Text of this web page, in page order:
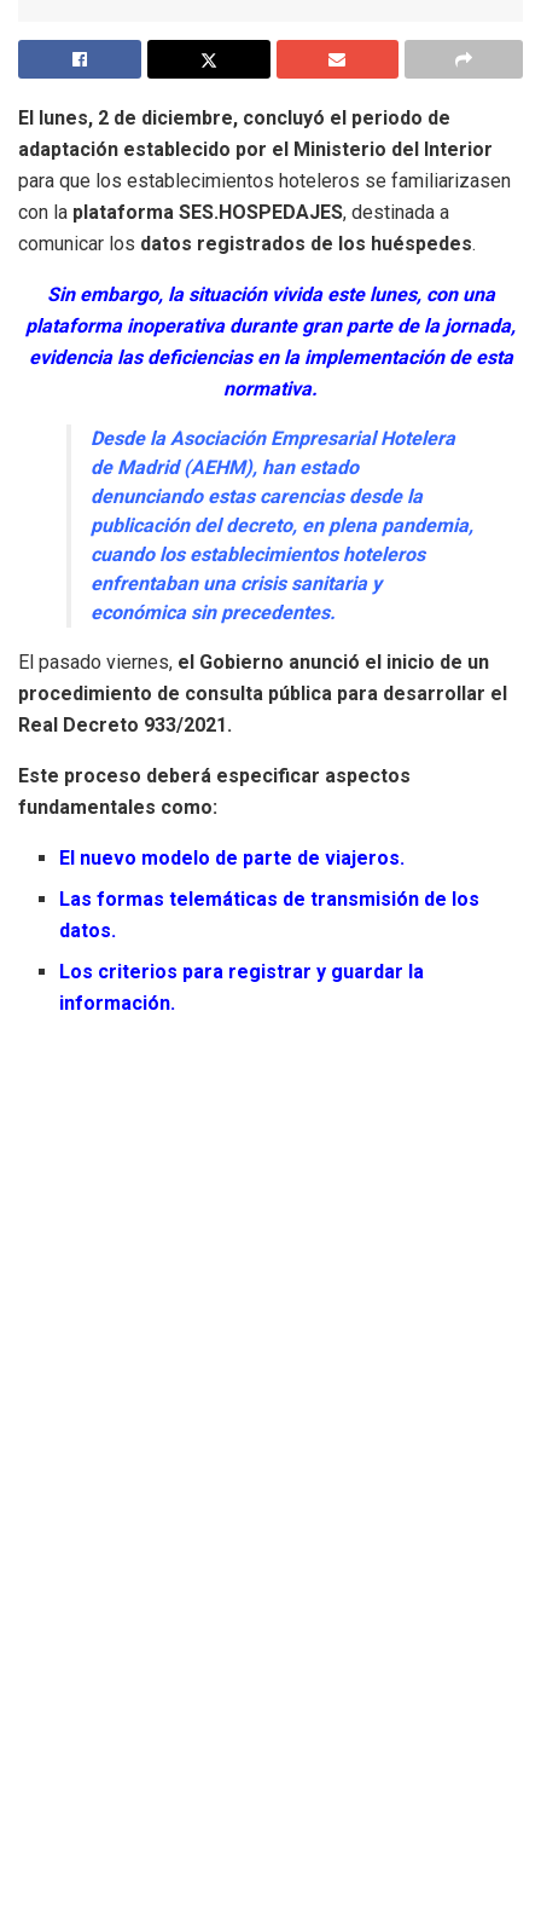
El lunes, 2 de diciembre, concluyó el periodo de
adaptación establecido por el Ministerio del Interior
para que los establecimientos hoteleros se familiarizasen
con la plataforma SES.HOSPEDAJES, destinada a
comunicar los datos registrados de los huéspedes.
Sin embargo, la situación vivida este lunes, con una
plataforma inoperativa durante gran parte de la jornada,
evidencia las deficiencias en la implementación de esta
normativa.
Desde la Asociación Empresarial Hotelera
de Madrid (AEHM), han estado
denunciando estas carencias desde la
publicación del decreto, en plena pandemia,
cuando los establecimientos hoteleros
enfrentaban una crisis sanitaria y
económica sin precedentes.
El pasado viernes, el Gobierno anunció el inicio de un
procedimiento de consulta pública para desarrollar el
Real Decreto 933/2021.
Este proceso deberá especificar aspectos
fundamentales como:
El nuevo modelo de parte de viajeros.
Las formas telemáticas de transmisión de los
datos.
Los criterios para registrar y guardar la
información.